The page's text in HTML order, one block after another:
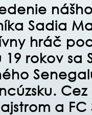
Sadia
hráč
19 rokov sa
Cez
a